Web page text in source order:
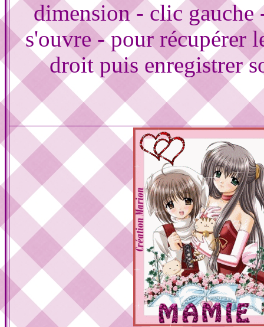
dimension - clic gauche
s'ouvre - pour récupérer
droit puis enregistrer